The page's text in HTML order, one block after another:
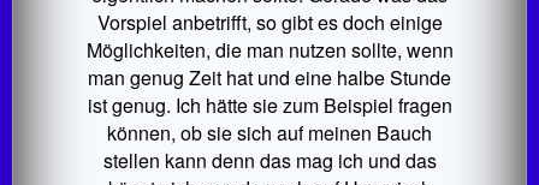
Vorspiel anbetrifft, so gibt es doch einige
Möglichkeiten, die man nutzen sollte, wenn
man genug Zeit hat und eine halbe Stunde
ist genug. Ich hätte sie zum Beispiel fragen
können, ob sie sich auf meinen Bauch
stellen kann denn das mag ich und das